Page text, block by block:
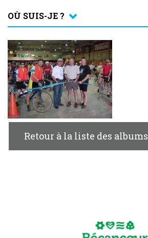
OÙ SUIS-JE ?
Retour à la liste des albums